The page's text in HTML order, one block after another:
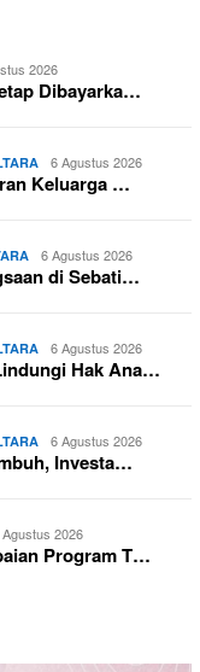
2026
Dibayarka…
6 Agustus 2026
Keluarga …
6 Agustus 2026
di Sebati…
6 Agustus 2026
Hak Ana…
6 Agustus 2026
Investa…
2026
Program T…